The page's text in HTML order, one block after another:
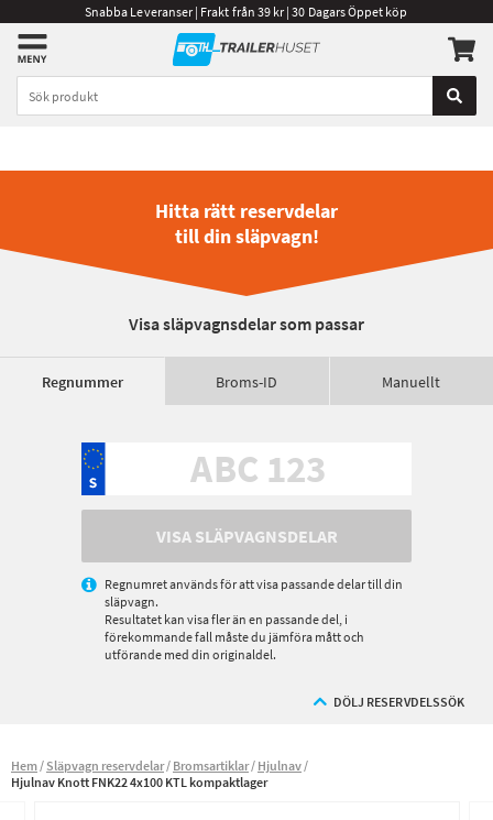
Snabba Leveranser | Frakt från 39 kr | 30 Dagars Öppet köp
Hitta rätt reservdelar
till din släpvagn!
Visa släpvagnsdelar som passar
Regnummer Broms-ID Manuellt
VISA SLÄPVAGNSDELAR
Regnumret används för att visa passande delar till din
släpvagn.
Resultatet kan visa fler än en passande del, i
förekommande fall måste du jämföra mått och
utförande med din originaldel.
DÖLJ RESERVDELSSÖK
Hem Släpvagn reservdelar Bromsartiklar Hjulnav
Hjulnav Knott FNK22 4x100 KTL kompaktlager